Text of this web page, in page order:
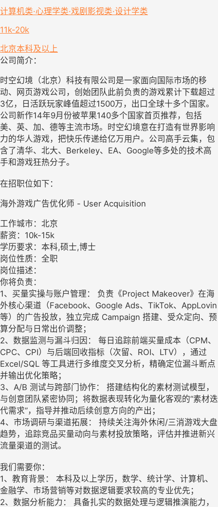
计算机类·心理学类·戏剧影视类·设计学类
11k-20k
北京本科及以上
公司简介：
时空幻境（北京）科技有限公司是一家面向国际市场的移
动、网页游戏公司，创始团队此前负责的游戏累计下载超过
3亿，日活跃玩家峰值超过1500万，出口全球十多个国家。
公司新作14年9月份被苹果140多个国家首页推荐，包括
美、英、加、德等主流市场。时空幻境意在打造有世界影响
力的华人游戏，把快乐传递给亿万用户。公司高手云集，包
含了清华、北大、Berkeley、EA、Google等多处的技术高
手和游戏狂热分子。
在招职位如下：
海外游戏广告优化师 - User Acquisition
工作城市：北京
薪资：10k-15k
学历要求：本科,硕士,博士
岗位性质：全职
岗位描述：
你将负责：
1、买量实操与账户管理： 负责《Project Makeover》在海
外核心渠道（Facebook、Google Ads、TikTok、AppLovin
等）的广告投放，独立完成 Campaign 搭建、受众定向、预
算分配与日常出价调整；
2、数据监测与漏斗归因： 每日追踪前端买量成本（CPM、
CPC、CPI）与后端回收指标（次留、ROI、LTV），通过
Excel/SQL 等工具进行多维度交叉分析，精确定位漏斗断点
并输出优化策略；
3、A/B 测试与跨部门协作： 搭建结构化的素材测试模型，
与创意团队紧密协同；将数据表现转化为量化客观的“素材迭
代需求”，指导并推动后续创意方向的产出；
4、市场调研与渠道拓展： 持续关注海外休闲/三消游戏大盘
趋势，追踪竞品买量动向与素材投放策略，评估并推进新兴
流量渠道的测试。
我们需要你：
1、教育背景： 本科及以上学历，数学、统计学、计算机、
金融学、市场营销等对数据逻辑要求较高的专业优先；
2、数据分析能力： 具备扎实的数据处理与逻辑推演能力，